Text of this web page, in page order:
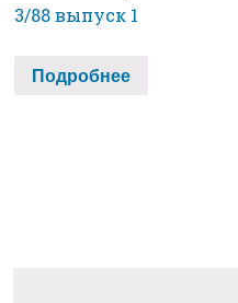
3/88 выпуск 1
Подробнее